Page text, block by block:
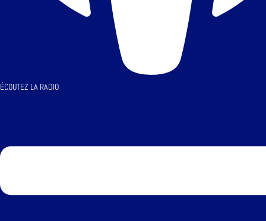
ÉCOUTEZ LA RADIO